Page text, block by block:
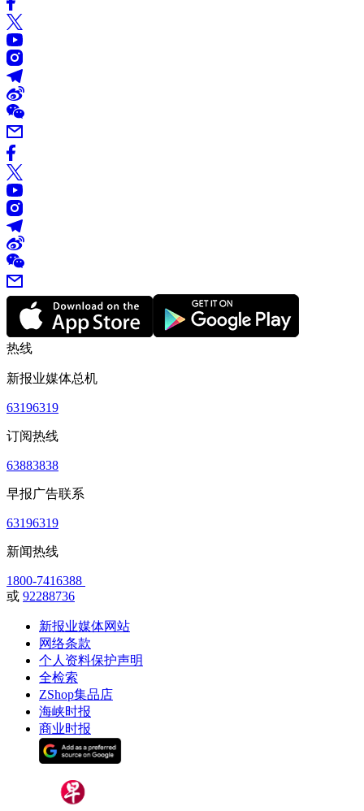
热线
新报业媒体总机
63196319
订阅热线
63883838
早报广告联系
63196319
新闻热线
1800-7416388
或 92288736
新报业媒体网站
网络条款
个人资料保护声明
全检索
ZShop集品店
海峡时报
商业时报